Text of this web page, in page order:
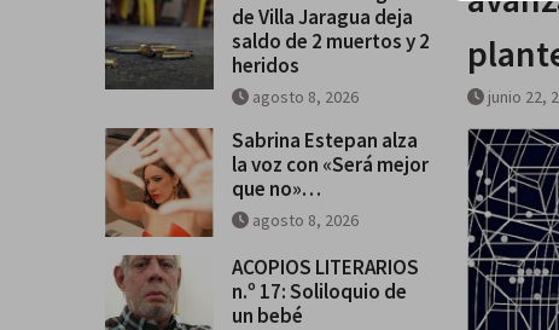
junio 22,
de Villa Jaragua deja
saldo de 2 muertos y 2
heridos
agosto 8, 2026
Sabrina Estepan alza
la voz con «Será mejor
que no»…
agosto 8, 2026
ACOPIOS LITERARIOS
n.º 17: Soliloquio de
un bebé